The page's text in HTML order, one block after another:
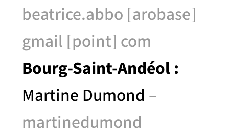
beatrice.abbo [arobase]
gmail [point] com
Bourg-Saint-Andéol :
Martine Dumond –
martinedumond